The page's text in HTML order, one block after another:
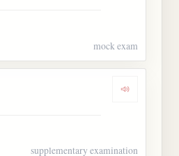
mock exam
Dengarkan
supplementary examination